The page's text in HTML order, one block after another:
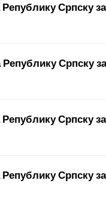
Српску за
Српску за
Српску за
Српску за